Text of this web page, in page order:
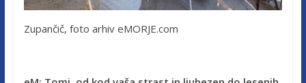
Zupančič, foto arhiv eMORJE.com